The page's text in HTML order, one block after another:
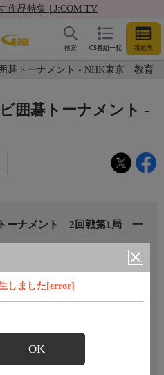
作品特集 | J:COM TV
CS番組一覧 番組表
検索
碁トーナメント - NHK東京 教育
しました[error]
OK
囲碁トーナメント -
ーナメント 2回戦第1局 一
アプリ視聴